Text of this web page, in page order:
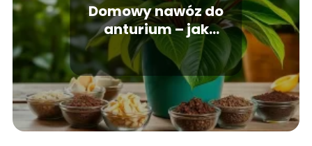
Domowy nawóz do
anturium – jak
przygotować i
stosować?